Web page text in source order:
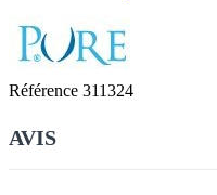
Référence 311324
AVIS